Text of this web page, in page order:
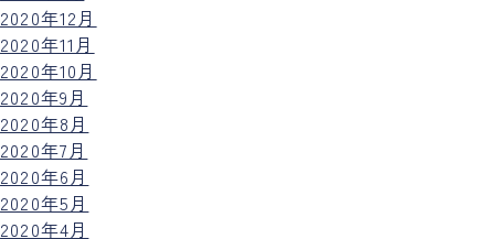
2020年12月
2020年11月
2020年10月
2020年9月
2020年8月
2020年7月
2020年6月
2020年5月
2020年4月